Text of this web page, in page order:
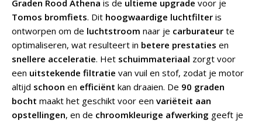
Graden Rood Athena is de ultieme upgrade voor je
Tomos bromfiets. Dit hoogwaardige luchtfilter is
ontworpen om de luchtstroom naar je carburateur te
optimaliseren, wat resulteert in betere prestaties en
snellere acceleratie. Het schuimmateriaal zorgt voor
een uitstekende filtratie van vuil en stof, zodat je motor
altijd schoon en efficiënt kan draaien. De 90 graden
bocht maakt het geschikt voor een variëteit aan
opstellingen, en de chroomkleurige afwerking geeft je